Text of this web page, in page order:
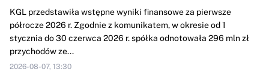
KGL przedstawiła wstępne wyniki finansowe za pierwsze
półrocze 2026 r. Zgodnie z komunikatem, w okresie od 1
stycznia do 30 czerwca 2026 r. spółka odnotowała 296 mln zł
przychodów ze...
2026-08-07, 13:30